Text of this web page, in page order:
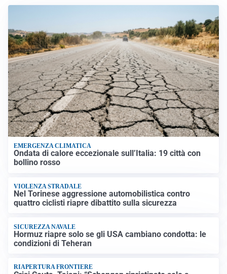
EMERGENZA CLIMATICA
Ondata di calore eccezionale sull’Italia: 19 città con
bollino rosso
VIOLENZA STRADALE
Nel Torinese aggressione automobilistica contro
quattro ciclisti riapre dibattito sulla sicurezza
SICUREZZA NAVALE
Hormuz riapre solo se gli USA cambiano condotta: le
condizioni di Teheran
RIAPERTURA FRONTIERE